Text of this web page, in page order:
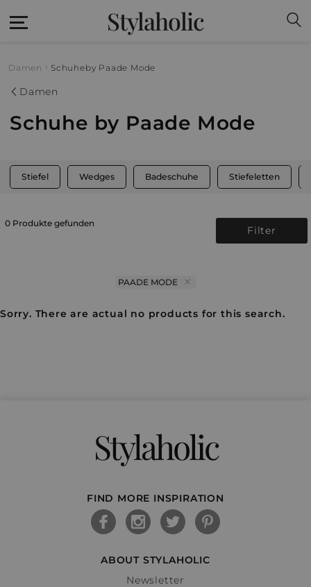
Stylaholic
Damen Schuheby Paade Mode
Damen
Schuhe by Paade Mode
Stiefel Wedges Badeschuhe Stiefeletten
0 Produkte gefunden
Filter
PAADE MODE
Sorry. There are actual no products for this search.
Stylaholic
FIND MORE INSPIRATION
ABOUT STYLAHOLIC
Newsletter